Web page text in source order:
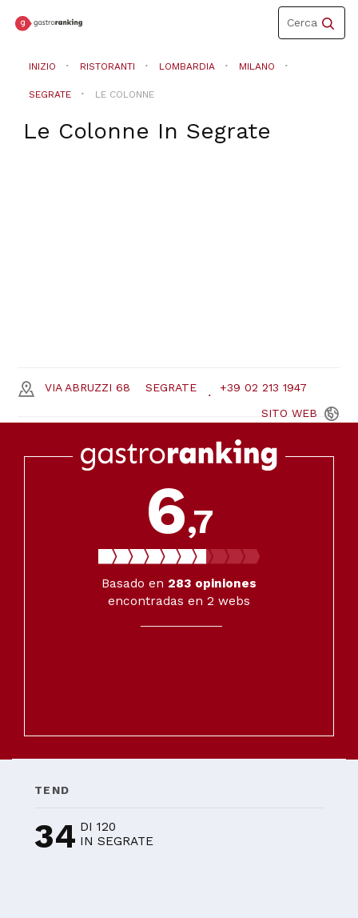
Toggle
navigation
Cerca
INIZIO RISTORANTI LOMBARDIA MILANO
SEGRATE LE COLONNE
Le Colonne In Segrate
VIA ABRUZZI 68 SEGRATE +39 02 213 1947
SITO WEB
6,7
Basado en 283 opiniones
encontradas en 2 webs
TEND
34 DI 120
IN SEGRATE